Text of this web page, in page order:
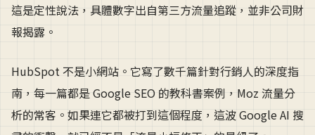
這是定性說法，具體數字出自第三方流量追蹤，並非公司財
報揭露。
HubSpot 不是小網站。它寫了數千篇針對行銷人的深度指
南，每一篇都是 Google SEO 的教科書案例，Moz 流量分
析的常客。如果連它都被打到這個程度，這波 Google AI 搜